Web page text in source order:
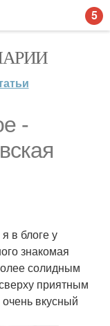
-
в блоге у
знакомая
солидным
приятным
вкусный
5